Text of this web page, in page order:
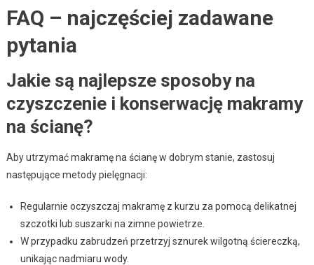
FAQ – najczęściej zadawane
pytania
Jakie są najlepsze sposoby na
czyszczenie i konserwację makramy
na ścianę?
Aby utrzymać makramę na ścianę w dobrym stanie, zastosuj
następujące metody pielęgnacji:
Regularnie oczyszczaj makramę z kurzu za pomocą delikatnej
szczotki lub suszarki na zimne powietrze.
W przypadku zabrudzeń przetrzyj sznurek wilgotną ściereczką,
unikając nadmiaru wody.